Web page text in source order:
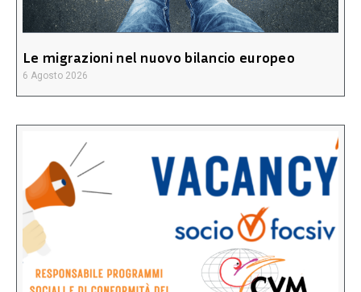
Le migrazioni nel nuovo bilancio europeo
6 Agosto 2026